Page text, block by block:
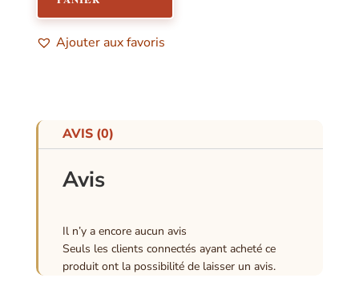
Ajouter aux favoris
AVIS (0)
Avis
Il n’y a encore aucun avis
Seuls les clients connectés ayant acheté ce
produit ont la possibilité de laisser un avis.